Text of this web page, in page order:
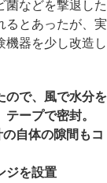
菌などを撃退した
るとあったが、実
機器を少し改造し
ので、風で水分を
ープで密封。
自体の隙間もコ
ジを設置